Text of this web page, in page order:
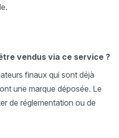
vendus via ce service ?
finaux qui sont déjà
une marque déposée. Le
de réglementation ou de